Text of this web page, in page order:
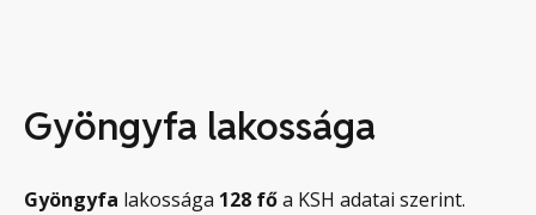
Gyöngyfa lakossága
Gyöngyfa lakossága 128 főa KSH adatai szerint.